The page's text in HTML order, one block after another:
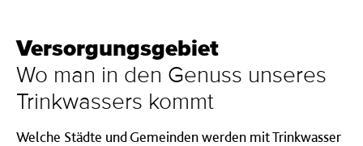
Ver­sorg­ungs­gebiet
Wo man in den Ge­nuss un­se­res
Trink­was­sers kommt
Welche Städte und Gemeinden werden mit Trinkwasser